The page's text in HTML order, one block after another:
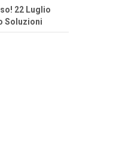
22 Luglio
Soluzioni